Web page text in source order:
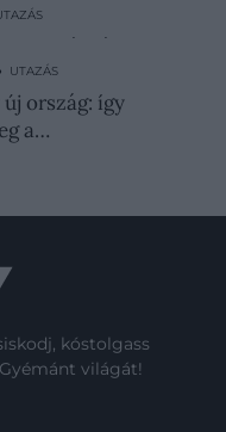
fája,
állt…
UTAZÁS
ország: így
a…
kóstolgass
világát!